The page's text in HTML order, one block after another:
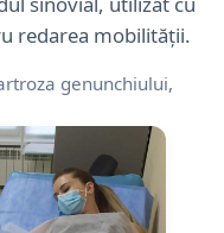
redarea mobilității.
genunchiului,